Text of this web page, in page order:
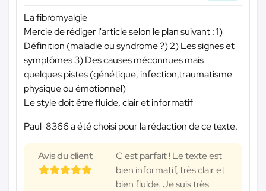
La fibromyalgie
Mercie de rédiger l'article selon le plan suivant : 1)
Définition (maladie ou syndrome ?) 2) Les signes et
symptômes 3) Des causes méconnues mais
quelques pistes (génétique, infection,traumatisme
physique ou émotionnel)
Le style doit être fluide, clair et informatif
Paul-8366 a été choisi pour la rédaction de ce texte.
Avis du client
C'est parfait ! Le texte est
bien informatif, très clair et
bien fluide. Je suis très